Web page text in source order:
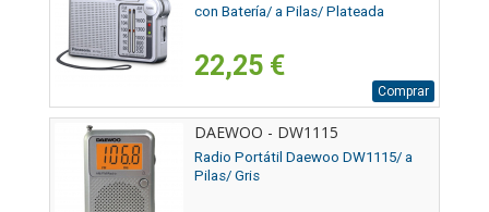
con Batería/ a Pilas/ Plateada
22,25 €
Comprar
DAEWOO - DW1115
Radio Portátil Daewoo DW1115/ a
Pilas/ Gris